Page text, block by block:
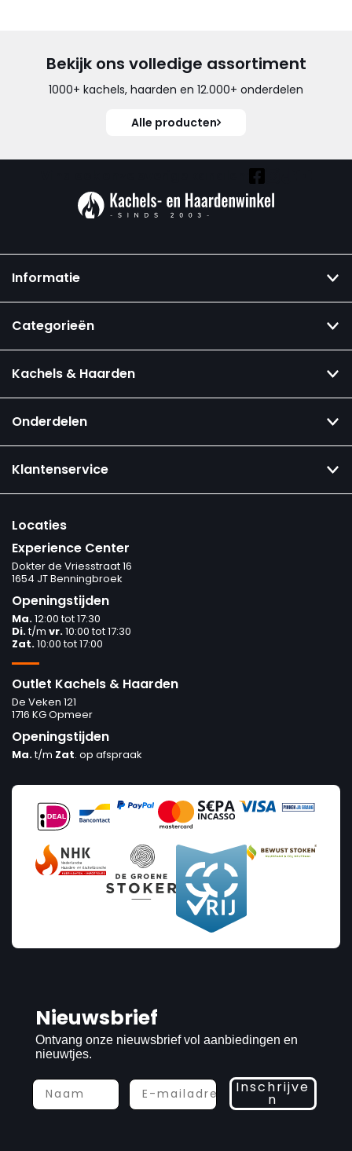
Bekijk ons volledige assortiment
1000+ kachels, haarden en 12.000+ onderdelen
Alle producten
Informatie
Categorieën
Kachels & Haarden
Onderdelen
Klantenservice
Locaties
Experience Center
Dokter de Vriesstraat 16
1654 JT Benningbroek
Openingstijden
Ma.12:00 tot 17:30
Di.t/m vr.10:00 tot 17:30
Zat.10:00 tot 17:00
Outlet Kachels & Haarden
De Veken 121
1716 KG Opmeer
Openingstijden
Ma.t/m Zat. op afspraak
Nieuwsbrief
Ontvang onze nieuwsbrief vol aanbiedingen en
nieuwtjes.
Inschrijve
n